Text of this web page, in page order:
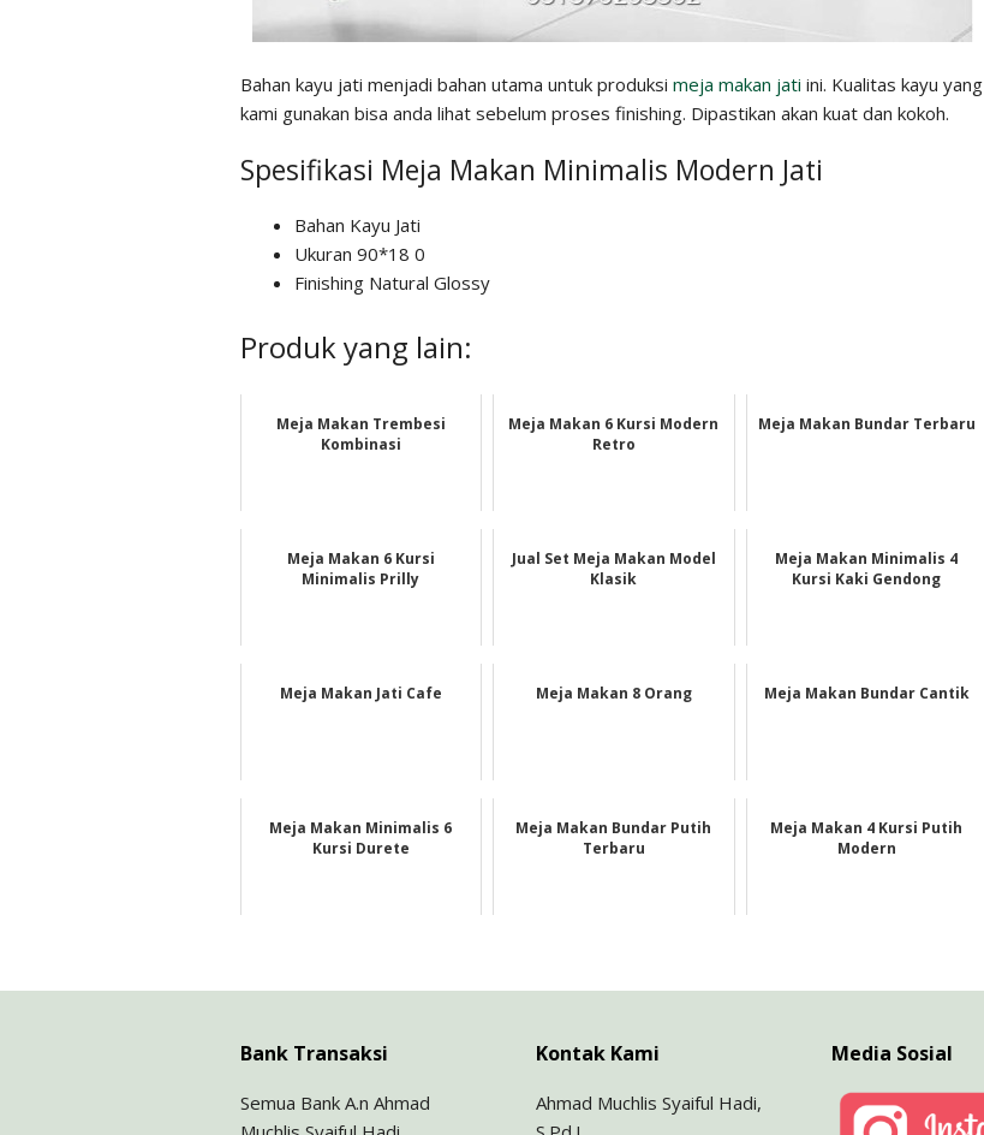
Bahan kayu jati menjadi bahan utama untuk produksi meja makan jati ini. Kualitas kayu yang
kami gunakan bisa anda lihat sebelum proses finishing. Dipastikan akan kuat dan kokoh.
Spesifikasi Meja Makan Minimalis Modern Jati
Bahan Kayu Jati
Ukuran 90*18 0
Finishing Natural Glossy
Produk yang lain:
Meja Makan Trembesi
Kombinasi
Meja Makan 6 Kursi Modern
Retro
Meja Makan Bundar Terbaru
Meja Makan 6 Kursi
Minimalis Prilly
Jual Set Meja Makan Model
Klasik
Meja Makan Minimalis 4
Kursi Kaki Gendong
Meja Makan Jati Cafe Meja Makan 8 Orang Meja Makan Bundar Cantik
Meja Makan Minimalis 6
Kursi Durete
Meja Makan Bundar Putih
Terbaru
Meja Makan 4 Kursi Putih
Modern
Bank Transaksi
Semua Bank A.n Ahmad
Kontak Kami
Ahmad Muchlis Syaiful Hadi,
Media Sosial